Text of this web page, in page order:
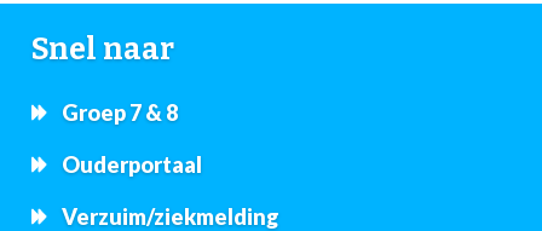
Snel naar
Groep 7 & 8
Ouderportaal
Verzuim/ziekmelding